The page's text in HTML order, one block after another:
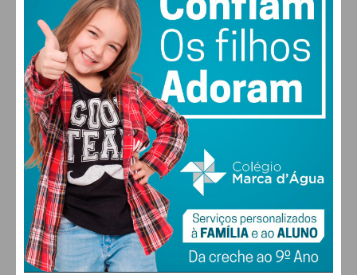
29°
SEG
31
TER
31 °
QUA
32 °
QUI
ALTERAR
FARMACIAS DE SERVIÇO EM PAÇOS DE
FERREIRA